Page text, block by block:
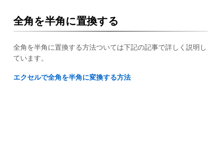
全角を半角に置換する
全角を半角に置換する方法ついては下記の記事で詳しく説明し
ています。
エクセルで全角を半角に変換する方法